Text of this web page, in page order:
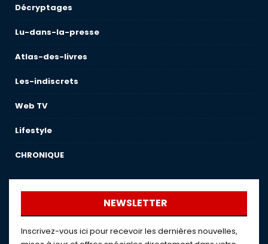
Décryptages
Lu-dans-la-presse
Atlas-des-livres
Les-indiscrets
Web TV
Lifestyle
CHRONIQUE
NEWSLETTER
Inscrivez-vous ici pour recevoir les dernières nouvelles,